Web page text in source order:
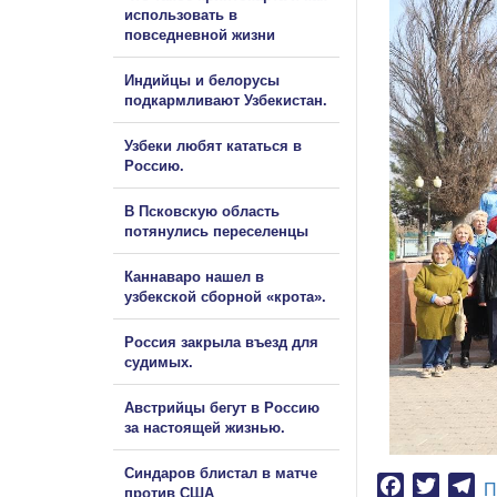
Facebook
Twitter
использовать в
повседневной жизни
Индийцы и белорусы
подкармливают Узбекистан.
Узбеки любят кататься в
Россию.
В Псковскую область
потянулись переселенцы
Каннаваро нашел в
узбекской сборной «крота».
Россия закрыла въезд для
судимых.
Австрийцы бегут в Россию
за настоящей жизнью.
Синдаров блистал в матче
против США